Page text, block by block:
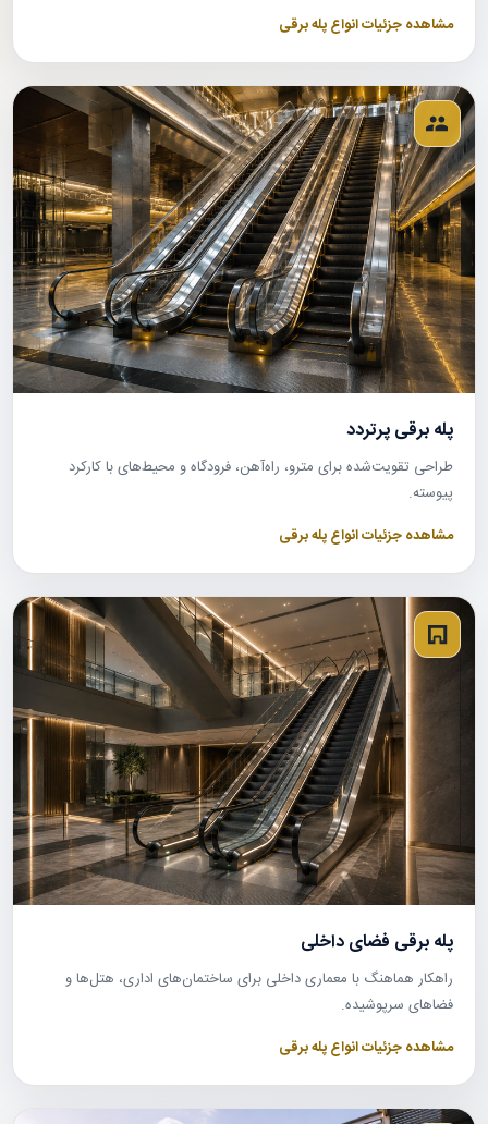
مشاهده جزئیات انواع پله برقی
پله برقی پرتردد
طراحی تقویت‌شده برای مترو، راه‌آهن، فرودگاه و محیط‌های با کارکرد
پیوسته.
مشاهده جزئیات انواع پله برقی
پله برقی فضای داخلی
راهکار هماهنگ با معماری داخلی برای ساختمان‌های اداری، هتل‌ها و
فضاهای سرپوشیده.
مشاهده جزئیات انواع پله برقی